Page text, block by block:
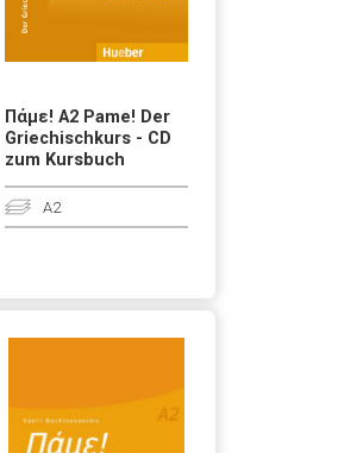
Πάμε! A2 Pame! Der
Griechischkurs - CD
zum Kursbuch
A2